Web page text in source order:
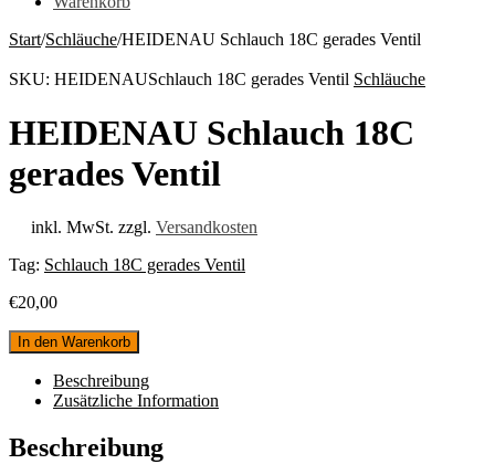
Start/Schläuche/HEIDENAU Schlauch 18C gerades Ventil
SKU: HEIDENAUSchlauch 18C gerades Ventil Schläuche
HEIDENAU Schlauch 18C
gerades Ventil
inkl. MwSt. zzgl. Versandkosten
Tag: Schlauch 18C gerades Ventil
€20,00
HEIDENAU
Schlauch
18C
gerades
Menge
In den Warenkorb
Beschreibung
Zusätzliche Information
Beschreibung